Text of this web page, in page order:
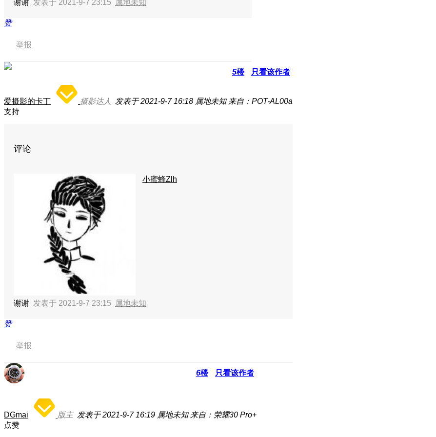
谢谢 发表于 2021-9-7 23:15 属地未知
赞
举报
5楼 只看该作者
爱摄影的卡丁 摄影达人 发表于 2021-9-7 16:18 属地未知 来自：POT-AL00a
支持
评论
小蜜蜂Zlh
谢谢 发表于 2021-9-7 23:15 属地未知
赞
举报
6楼 只看该作者
DGmai 版主 发表于 2021-9-7 16:19 属地未知 来自：荣耀30 Pro+
点赞